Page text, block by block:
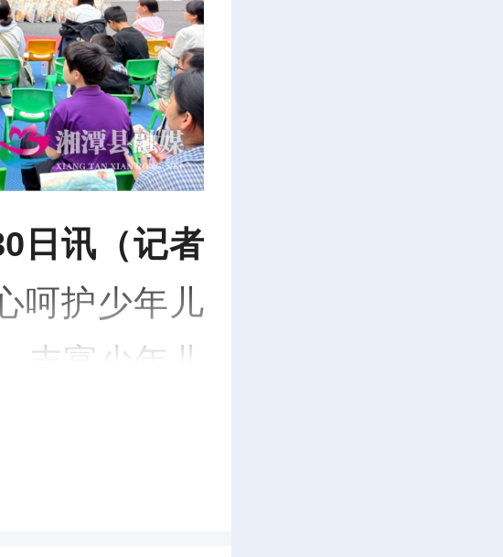
日讯（记者
呵护少年儿
丰富少年儿
情绪、涵养